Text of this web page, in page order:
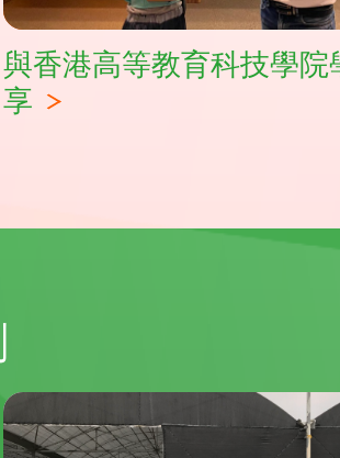
與香港高等教育科技學院
享